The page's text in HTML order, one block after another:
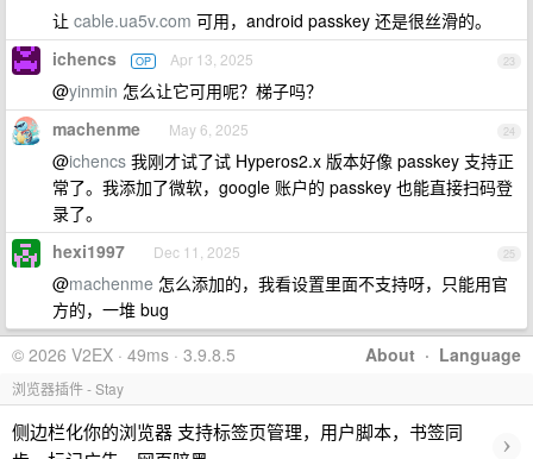
让 cable.ua5v.com 可用，android passkey 还是很丝滑的。
23
ichencs OP Apr 13, 2025
@yinmin 怎么让它可用呢？梯子吗？
24
machenme May 6, 2025
@ichencs 我刚才试了试 Hyperos2.x 版本好像 passkey 支持正
常了。我添加了微软，google 账户的 passkey 也能直接扫码登
录了。
25
hexi1997 Dec 11, 2025
@machenme 怎么添加的，我看设置里面不支持呀，只能用官
方的，一堆 bug
About · Language
© 2026 V2EX · 49ms · 3.9.8.5
浏览器插件 - Stay
侧边栏化你的浏览器 支持标签页管理，用户脚本，书签同
›